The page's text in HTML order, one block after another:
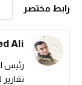
رابط مختصر
Ali
رئيس